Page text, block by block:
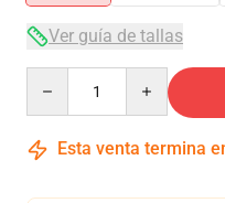
Ver guía de tallas
Esta venta termina